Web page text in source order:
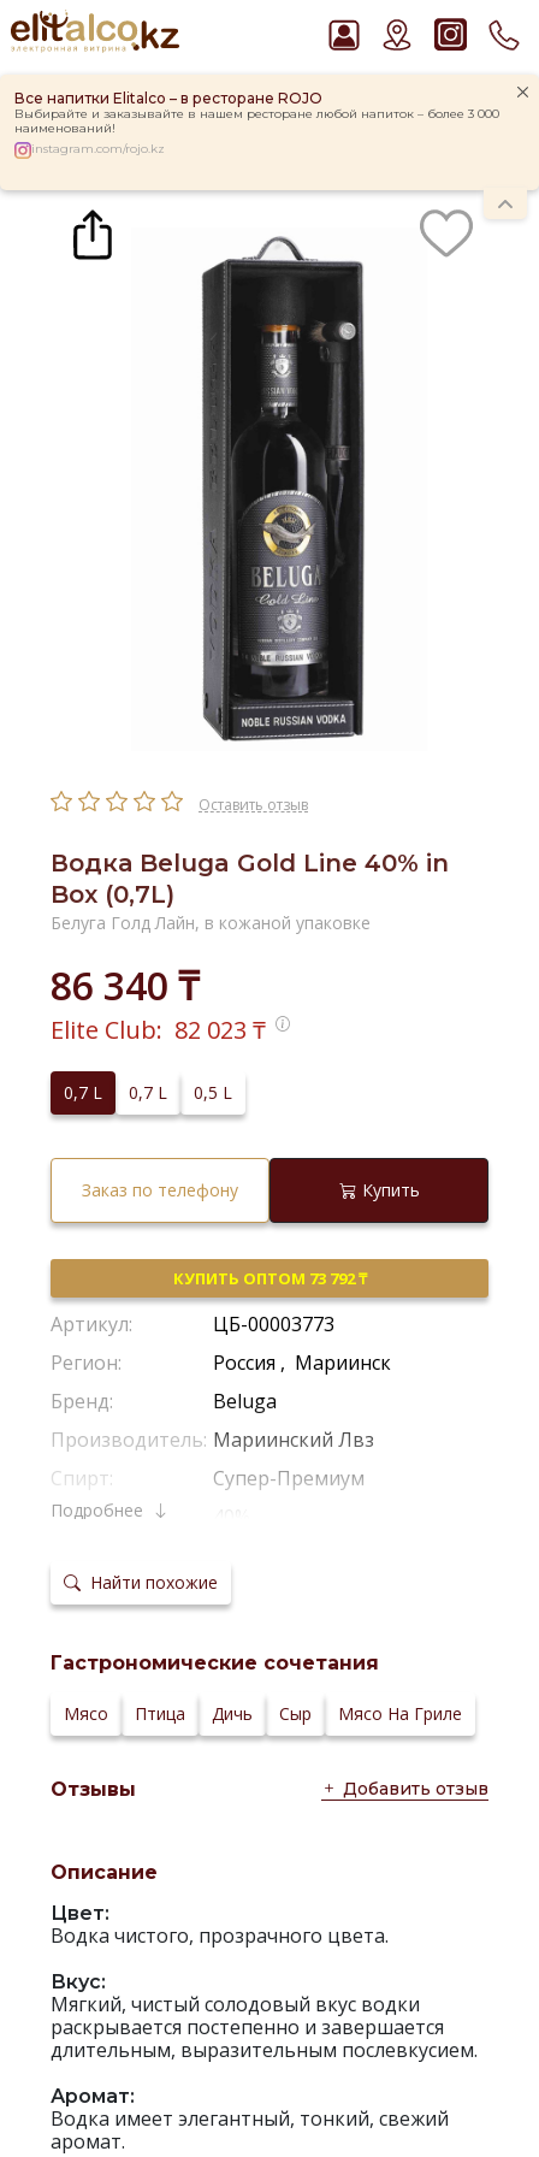
Все напитки Elitalco – в ресторане ROJO
Выбирайте и заказывайте в нашем ресторане любой напиток – более 3 000
наименований!
instagram.com/rojo.kz
Рекомендуем
Ром Captain Morgan White 37,5%
Пиво Guinness Draught 4,2% Can
Джин Gordon`s London Dry Gin 37,5%
Виски Talisker 10 YO Malt 45,8% in Box
Водка Smirnoff Red Vodka 37,5%
Каталог Водка Beluga Gold Line 40% in Box (0,7L)
Оставить отзыв
Водка Beluga Gold Line 40% in
Box (0,7L)
Белуга Голд Лайн, в кожаной упаковке
86 340 ₸
Elite Club: 82 023 ₸
0,7 L 0,7 L 0,5 L
Заказ по телефону Купить
КУПИТЬ ОПТОМ 73 792 ₸
Артикул:
ЦБ-00003773
Регион:
Россия , Мариинск
Бренд:
Beluga
Производитель: Мариинский Лвз
Спирт:
Супер-Премиум
Крепость:
Сырье:
Солод
сервировки:
Сайт
Подробнее
Найти похожие
Гастрономические сочетания
Мясо Птица Дичь Сыр Мясо На Гриле
Отзывы Добавить отзыв
Описание
Цвет:
Водка чистого, прозрачного цвета.
Вкус:
Мягкий, чистый солодовый вкус водки
раскрывается постепенно и завершается
длительным, выразительным послевкусием.
Аромат:
Водка имеет элегантный, тонкий, свежий
аромат.